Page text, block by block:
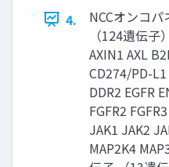
4.
NCCオンコ
（124遺伝子
AXIN1 AXL
CD274/PD-L1
DDR2 EGFR
FGFR2
JAK1 JAK2
MAP2K4